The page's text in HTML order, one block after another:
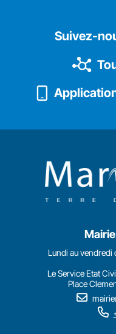
Suivez-
Lundi au vendredi
Le Service Etat
Place